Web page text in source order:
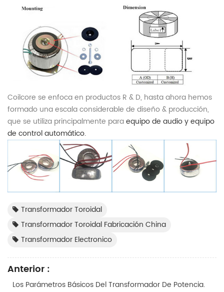
Coilcore se enfoca en productos R & D, hasta ahora hemos
formado una escala considerable de diseño & producción,
que se utiliza principalmente paraequipo de audio y equipo
de control automático.
Transformador Toroidal
Transformador Toroidal Fabricación China
Transformador Electronico
Anterior :
Los Parámetros Básicos Del Transformador De Potencia.